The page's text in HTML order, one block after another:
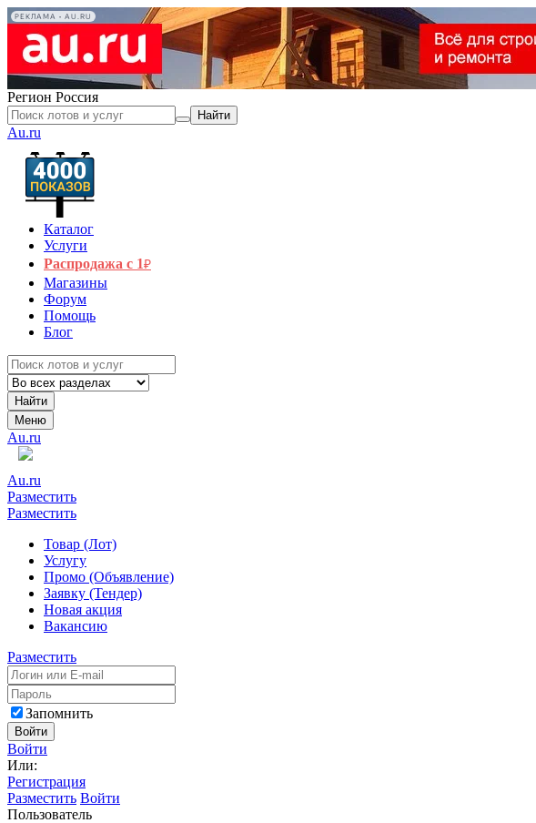
РЕКЛАМА • AU.RU
Регион Россия
Найти
Au.ru
Каталог
Услуги
Распродажа с 1₽
Магазины
Форум
Помощь
Блог
Найти
Меню
Au.ru
Au.ru
Разместить
Разместить
Товар (Лот)
Услугу
Промо (Объявление)
Заявку (Тендер)
Новая акция
Вакансию
Разместить
Запомнить
Войти
Войти
Или:
Регистрация
Разместить Войти
Пользователь